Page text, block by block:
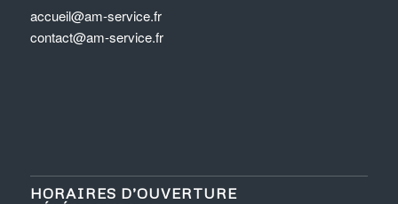
accueil@am-service.fr
contact@am-service.fr
HORAIRES D’OUVERTURE